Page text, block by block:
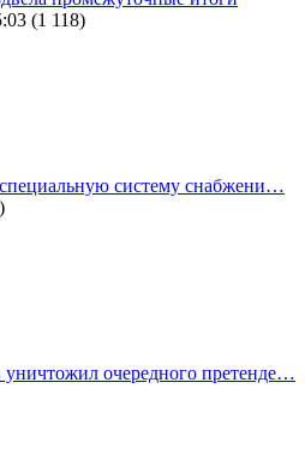
(1 118)
систему снабжени…
очередного претенде…